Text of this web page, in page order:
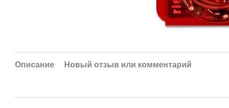
Описание Новый отзыв или комментарий